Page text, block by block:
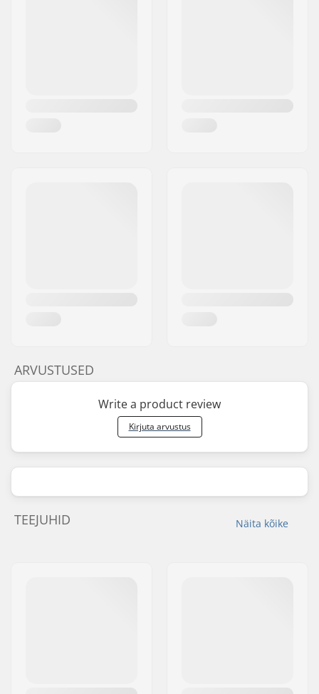
ARVUSTUSED
Write a product review
Kirjuta arvustus
Näita kõike
TEEJUHID